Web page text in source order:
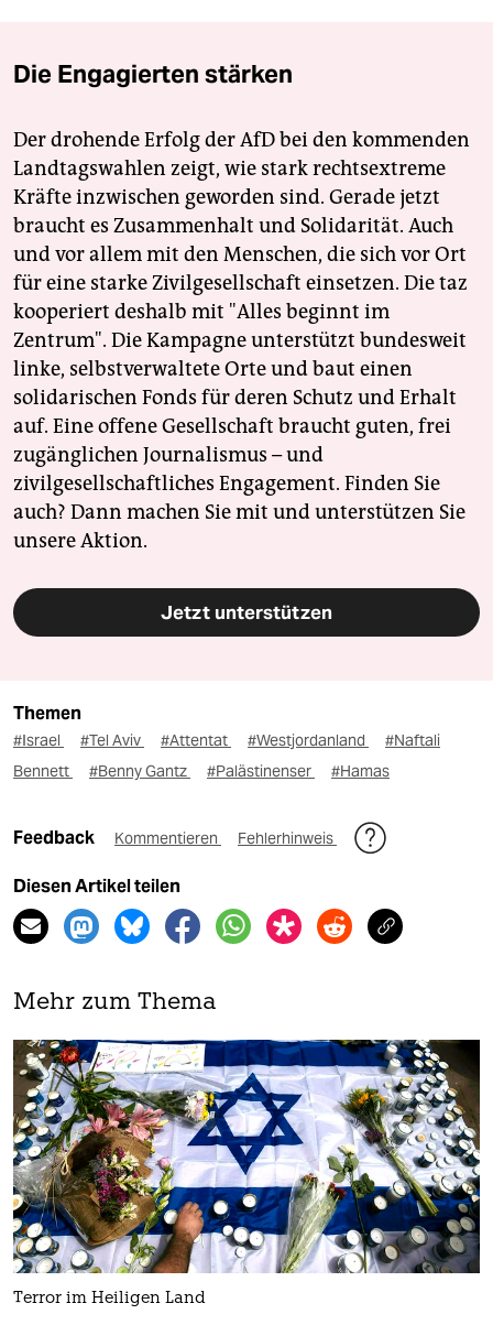
Die Engagierten stärken
Der drohende Erfolg der AfD bei den kommenden
Landtagswahlen zeigt, wie stark rechtsextreme
Kräfte inzwischen geworden sind. Gerade jetzt
braucht es Zusammenhalt und Solidarität. Auch
und vor allem mit den Menschen, die sich vor Ort
für eine starke Zivilgesellschaft einsetzen. Die taz
kooperiert deshalb mit "Alles beginnt im
Zentrum". Die Kampagne unterstützt bundesweit
linke, selbstverwaltete Orte und baut einen
solidarischen Fonds für deren Schutz und Erhalt
auf. Eine offene Gesellschaft braucht guten, frei
zugänglichen Journalismus – und
zivilgesellschaftliches Engagement. Finden Sie
auch? Dann machen Sie mit und unterstützen Sie
unsere Aktion.
Jetzt unterstützen
Themen
#Israel #Tel Aviv #Attentat #Westjordanland
#Naftali
Bennett
#Benny Gantz #Palästinenser #Hamas
Feedback Kommentieren Fehlerhinweis
Diesen Artikel teilen
Mehr zum Thema
Terror im Heiligen Land